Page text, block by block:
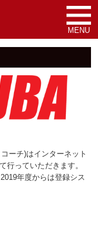
MENU
ーチ)はインターネット
行っていただきます。
年度からは登録シス